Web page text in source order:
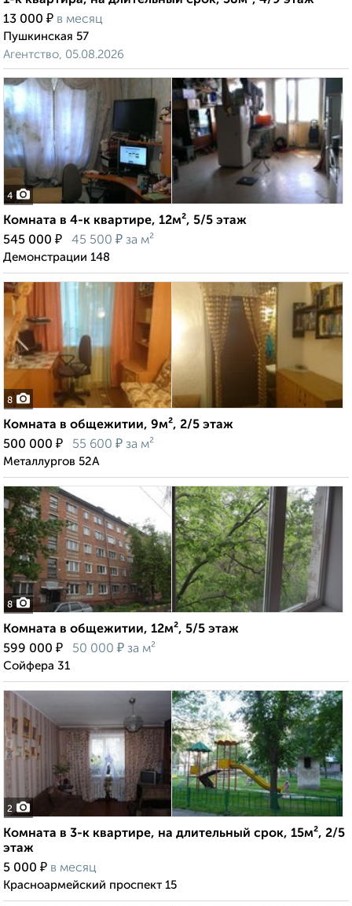
13 000 ₽ в месяц
Пушкинская 57
Агентство, 05.08.2026
4
Комната в 4-к квартире, 12м², 5/5 этаж
545 000 ₽ 45 500 ₽ за м²
Демонстрации 148
8
Комната в общежитии, 9м², 2/5 этаж
500 000 ₽ 55 600 ₽ за м²
Металлургов 52А
8
Комната в общежитии, 12м², 5/5 этаж
599 000 ₽ 50 000 ₽ за м²
Сойфера 31
2
Комната в 3-к квартире, на длительный срок, 15м², 2/5
этаж
5 000 ₽ в месяц
Красноармейский проспект 15